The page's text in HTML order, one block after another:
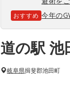
おすすめ 今年の
道の駅 池
岐阜県揖斐郡池田町